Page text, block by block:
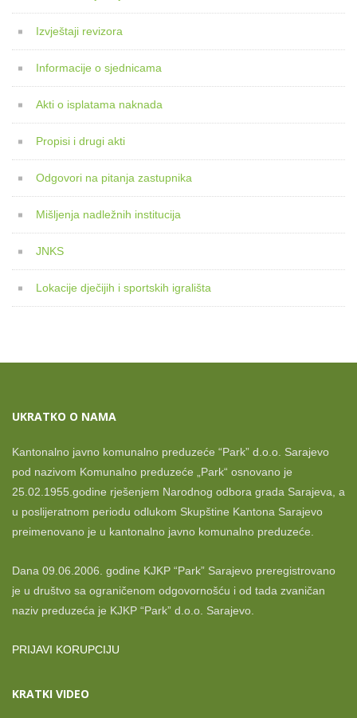
Izvještaji revizora
Informacije o sjednicama
Akti o isplatama naknada
Propisi i drugi akti
Odgovori na pitanja zastupnika
Mišljenja nadležnih institucija
JNKS
Lokacije dječijih i sportskih igrališta
UKRATKO O NAMA
Kantonalno javno komunalno preduzeće “Park” d.o.o. Sarajevo
pod nazivom Komunalno preduzeće „Park“ osnovano je
25.02.1955.godine rješenjem Narodnog odbora grada Sarajeva, a
u poslijeratnom periodu odlukom Skupštine Kantona Sarajevo
preimenovano je u kantonalno javno komunalno preduzeće.
Dana 09.06.2006. godine KJKP “Park” Sarajevo preregistrovano
je u društvo sa ograničenom odgovornošću i od tada zvaničan
naziv preduzeća je KJKP “Park” d.o.o. Sarajevo.
PRIJAVI KORUPCIJU
KRATKI VIDEO